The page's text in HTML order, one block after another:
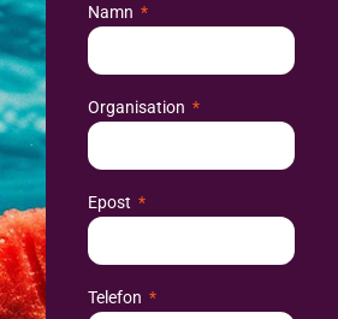
Namn
Organisation
Epost
Telefon